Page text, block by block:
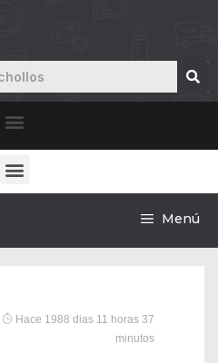
Menú
Hace 1988 dias 11 horas 37
minutos